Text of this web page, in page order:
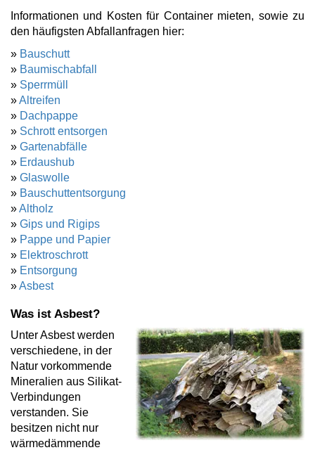
Informationen und Kosten für Container mieten, sowie zu
den häufigsten Abfallanfragen hier:
» Bauschutt
» Baumischabfall
» Sperrmüll
»Altreifen
» Dachpappe
» Schrott entsorgen
» Gartenabfälle
» Erdaushub
» Glaswolle
» Bauschuttentsorgung
»Altholz
» Gips und Rigips
» Pappe und Papier
» Elektroschrott
» Entsorgung
»Asbest
Was ist Asbest?
Unter Asbest werden
verschiedene, in der
Natur vorkommende
Mineralien aus Silikat-
Verbindungen
verstanden. Sie
besitzen nicht nur
wärmedämmende